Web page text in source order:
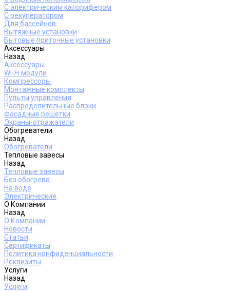
С электрическим калорифером
С рекуператором
Для бассейнов
Вытяжные установки
Бытовые приточные установки
Аксессуары
Назад
Аксессуары
Wi-Fi модули
Компрессоры
Монтажные комплекты
Пульты управления
Распределительные блоки
Фасадные решетки
Экраны-отражатели
Обогреватели
Назад
Обогреватели
Тепловые завесы
Назад
Тепловые завесы
Без обогрева
На воде
Электрические
О Компании
Назад
О Компании
Новости
Статьи
Сертификаты
Политика конфиденциальности
Реквизиты
Услуги
Назад
Услуги